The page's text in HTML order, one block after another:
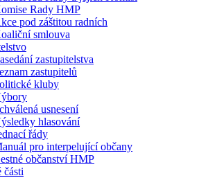
Rady HMP
pod záštitou radních
smlouva
zastupitelstva
zastupitelů
kluby
usnesení
hlasování
řády
pro interpelující občany
občanství HMP
části